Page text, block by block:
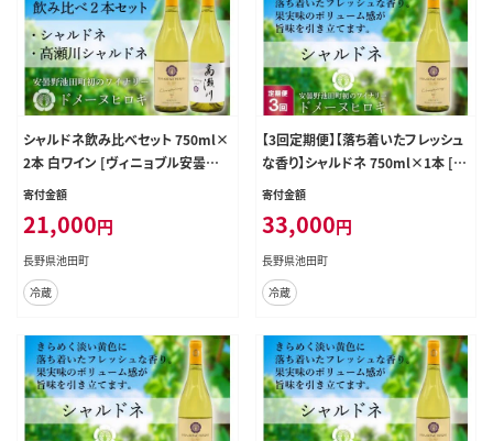
シャルドネ飲み比べセット 750ml×
2本 白ワイン [ヴィニョブル安曇野
（ドメーヌ・ヒロキ） 長野県 池田町 4
寄付金額
21,000円
長野県池田町
冷蔵
【3回定期便】【落ち着いたフレッシュ
な香り】シャルドネ 750ml×1本 [ヴ
ィニョブル安曇野（ドメーヌ・ヒロキ）
お酒 酒
寄付金額
33,000円
長野県池田町
冷蔵